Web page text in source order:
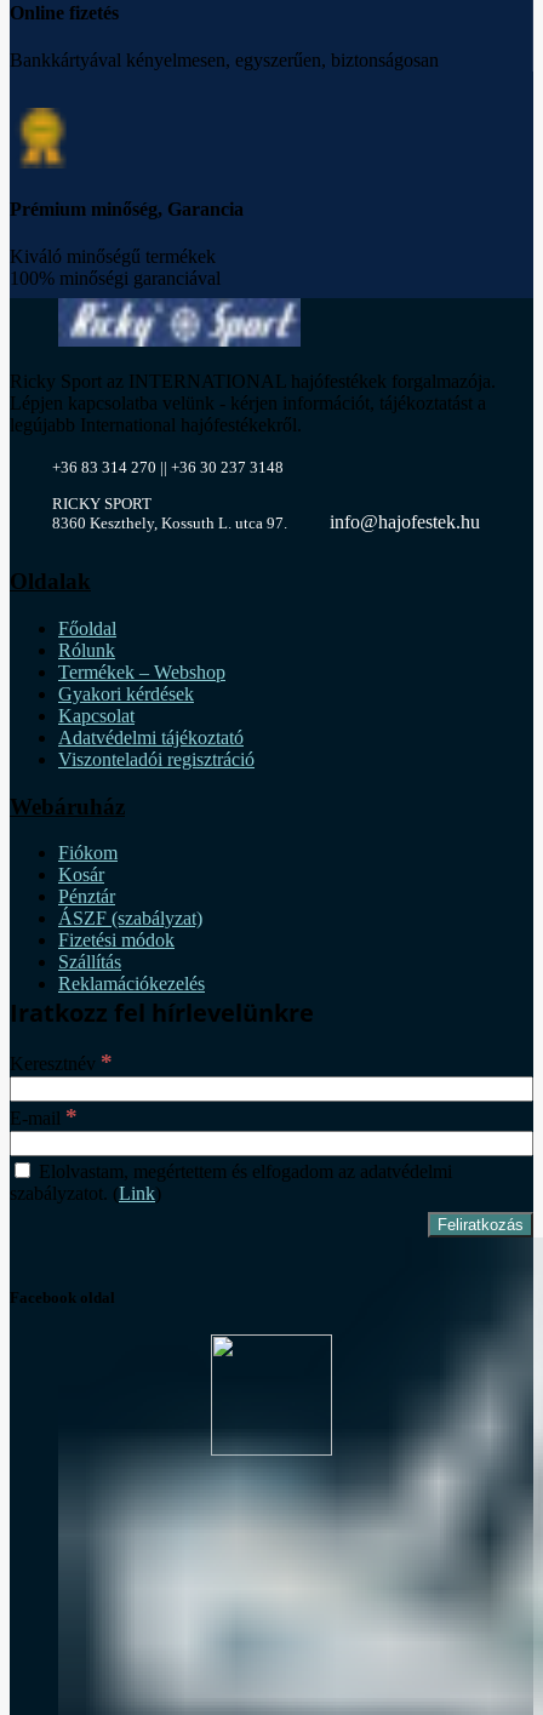
Online fizetés
Bankkártyával kényelmesen, egyszerűen, biztonságosan
Prémium minőség, Garancia
Kiváló minőségű termékek
100% minőségi garanciával
Ricky Sport az INTERNATIONAL hajófestékek forgalmazója.
Lépjen kapcsolatba velünk - kérjen információt, tájékoztatást a
legújabb International hajófestékekről.
+36 83 314 270 || +36 30 237 3148
RICKY SPORT
8360 Keszthely, Kossuth L. utca 97.
info@hajofestek.hu
Oldalak
Főoldal
Rólunk
Termékek – Webshop
Gyakori kérdések
Kapcsolat
Adatvédelmi tájékoztató
Viszonteladói regisztráció
Webáruház
Fiókom
Kosár
Pénztár
ÁSZF (szabályzat)
Fizetési módok
Szállítás
Reklamációkezelés
Iratkozz fel hírlevelünkre
Keresztnév *
E-mail *
Elolvastam, megértettem és elfogadom az adatvédelmi
szabályzatot. (Link)
Facebook oldal